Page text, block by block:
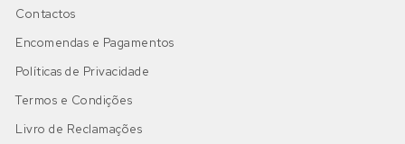
Contactos
Encomendas e Pagamentos
Políticas de Privacidade
Termos e Condições
Livro de Reclamações